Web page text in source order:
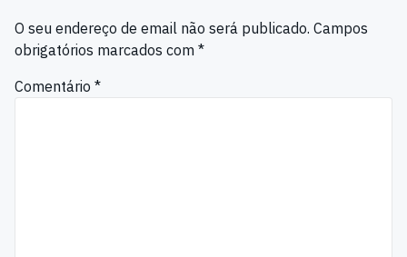
O seu endereço de email não será publicado. Campos
obrigatórios marcados com *
Comentário *